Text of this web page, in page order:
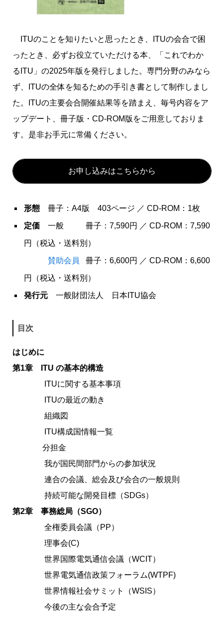
ITUのことを知りたいと思ったとき、ITUの会合で困
ったとき、必ずお役立ていただける本、「これでわか
るITU」の2025年版を発行しました。専門分野のみなら
ず、ITUの全体を知るための手引き書として制作しまし
た。ITUの主要会合開催結果等を踏まえ、毎号内容をア
ップデート、冊子版・ CD-ROM版をご用意しておりま
す。是非お手元に常備ください。
お申し込みはこちらから
形態 冊子 ：A4版 403ページ ／ CD-ROM：1枚
定価 一般 冊子：7,590円 ／CD-ROM ：7,590
円（税込・送料別）
賛助会員 冊子：6,600円 ／CD-ROM ：6,600
円（税込・送料別）
発行元 一般財団法人 日本ITU協会
目次
はじめに
第1章 ITU の基本的構造
ITUに関する基本事項
ITUの最近の動き
組織図
ITU構成国情報一覧
分担金
我が国民間部門からの参加状況
連合の会議、総会及び会合の一般規則
持続可能な開発目標（SDGs）
第2章 事務総局（SGO）
全権委員会議（PP）
理事会(C)
世界国際電気通信会議（WCIT）
世界電気通信政策フォーラム(WTPF)
世界情報社会サミット（WSIS）
今後の主な会合予定